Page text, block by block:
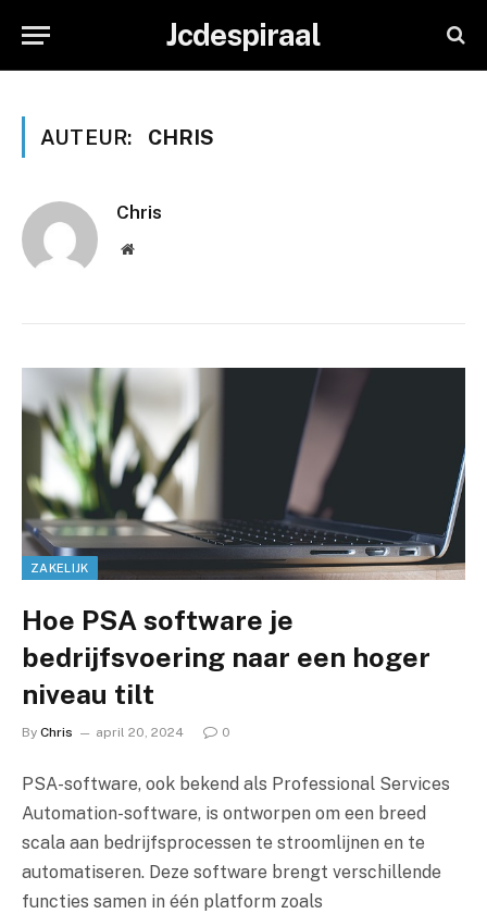
Jcdespiraal
AUTEUR: CHRIS
Chris
Website
ZAKELIJK
Hoe PSA software je
bedrijfsvoering naar een hoger
niveau tilt
By Chris april 20, 2024 0
PSA-software, ook bekend als Professional Services
Automation-software, is ontworpen om een breed
scala aan bedrijfsprocessen te stroomlijnen en te
automatiseren. Deze software brengt verschillende
functies samen in één platform zoals